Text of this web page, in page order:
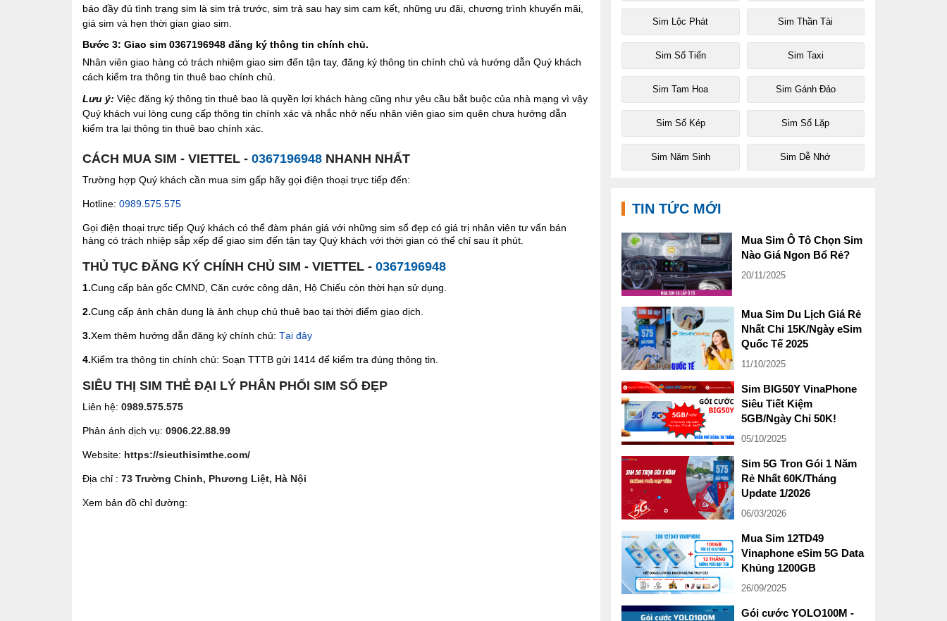
báo đầy đủ tình trạng sim là sim trả trước, sim trả sau hay sim cam kết, những ưu đãi, chương trình khuyến mãi,
giá sim và hẹn thời gian giao sim.
Bước 3: Giao sim 0367196948 đăng ký thông tin chính chủ.
Nhân viên giao hàng có trách nhiệm giao sim đến tận tay, đăng ký thông tin chính chủ và hướng dẫn Quý khách
cách kiểm tra thông tin thuê bao chính chủ.
Lưu ý: Việc đăng ký thông tin thuê bao là quyền lợi khách hàng cũng như yêu cầu bắt buộc của nhà mạng vì vậy
Quý khách vui lòng cung cấp thông tin chính xác và nhắc nhở nếu nhân viên giao sim quên chưa hướng dẫn
kiểm tra lại thông tin thuê bao chính xác.
CÁCH MUA SIM - VIETTEL - 0367196948 NHANH NHẤT
Trường hợp Quý khách cần mua sim gấp hãy gọi điện thoại trực tiếp đến:
Hotline: 0989.575.575
Gọi điện thoại trực tiếp Quý khách có thể đàm phán giá với những sim số đẹp có giá trị nhân viên tư vấn bán
hàng có trách nhiệp sắp xếp để giao sim đến tận tay Quý khách với thời gian có thể chỉ sau ít phút.
THỦ TỤC ĐĂNG KÝ CHÍNH CHỦ SIM - VIETTEL - 0367196948
1.Cung cấp bản gốc CMND, Căn cước công dân, Hộ Chiếu còn thời hạn sử dụng.
2.Cung cấp ảnh chân dung là ảnh chụp chủ thuê bao tại thời điểm giao dịch.
3.Xem thêm hướng dẫn đăng ký chính chủ: Tại đây
4.Kiểm tra thông tin chính chủ: Soạn TTTB gửi 1414 để kiểm tra đúng thông tin.
SIÊU THỊ SIM THẺ ĐẠI LÝ PHÂN PHỐI SIM SỐ ĐẸP
Liên hệ: 0989.575.575
Phản ánh dịch vụ: 0906.22.88.99
Website: https://sieuthisimthe.com/
Địa chỉ : 73 Trường Chinh, Phương Liệt, Hà Nội
Xem bản đồ chỉ đường:
Sim Lộc Phát Sim Thần Tài
Sim Số Tiến Sim Taxi
Sim Tam Hoa Sim Gánh Đảo
Sim Số Kép Sim Số Lặp
Sim Năm Sinh Sim Dễ Nhớ
TIN TỨC MỚI
Mua Sim Ô Tô Chọn Sim
Nào Giá Ngon Bổ Rẻ?
20/11/2025
Mua Sim Du Lịch Giá Rẻ
Nhất Chỉ 15K/Ngày eSim
Quốc Tế 2025
11/10/2025
Sim BIG50Y VinaPhone
Siêu Tiết Kiệm
5GB/Ngày Chỉ 50K!
05/10/2025
Sim 5G Tron Gói 1 Năm
Rẻ Nhất 60K/Tháng
Update 1/2026
06/03/2026
Mua Sim 12TD49
Vinaphone eSim 5G Data
Khủng 1200GB
26/09/2025
Gói cước YOLO100M -